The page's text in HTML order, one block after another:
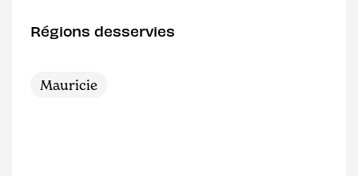
Régions desservies
Mauricie